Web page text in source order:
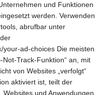
und Funktionen
werden. Verwenden
abrufbar unter
your-ad-choices Die meisten
Track-Funktion“ an, mit
von Websites „verfolgt“
aktiviert ist, teilt der
und Anwendungen